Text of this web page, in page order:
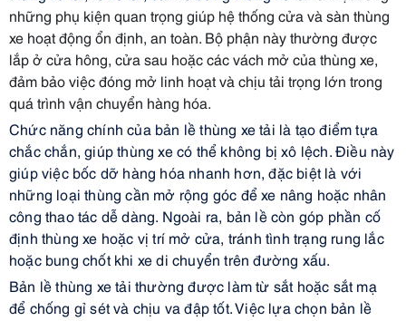
những phụ kiện quan trọng giúp hệ thống cửa và sàn thùng
xe hoạt động ổn định, an toàn. Bộ phận này thường được
lắp ở cửa hông, cửa sau hoặc các vách mở của thùng xe,
đảm bảo việc đóng mở linh hoạt và chịu tải trọng lớn trong
quá trình vận chuyển hàng hóa.
Chức năng chính của bản lề thùng xe tải là tạo điểm tựa
chắc chắn, giúp thùng xe có thể không bị xô lệch. Điều này
giúp việc bốc dỡ hàng hóa nhanh hơn, đặc biệt là với
những loại thùng cần mở rộng góc để xe nâng hoặc nhân
công thao tác dễ dàng. Ngoài ra, bản lề còn góp phần cố
định thùng xe hoặc vị trí mở cửa, tránh tình trạng rung lắc
hoặc bung chốt khi xe di chuyển trên đường xấu.
Bản lề thùng xe tải thường được làm từ sắt hoặc sắt mạ
để chống gỉ sét và chịu va đập tốt. Việc lựa chọn bản lề